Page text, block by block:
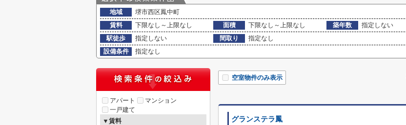
地域
堺市西区鳳中町
賃料
下限なし～上限なし 面積 下限なし～上限なし 築年数
指定しない
駅徒歩
指定しない 間取り
指定なし
設備条件
指定なし
空室物件のみ表示
グランステラ鳳
アパート
マンション
一戸建て
▼賃料